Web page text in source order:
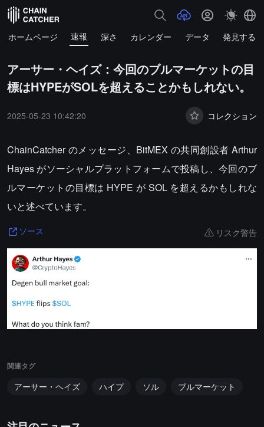
ホームページ 速報 深さ カレンダー データ 発見する
アーサー・ヘイズ：今回のブルマーケットの目
標はHYPEがSOLを超えることかもしれない。
2025-05-23 10:42:20 コレクション
ChainCatcher のメッセージ、BitMEX の共同創設者 Arthur
Hayes がソーシャルプラットフォームで投稿し、今回のブ
ルマーケットの目標は HYPE が SOL を超えるかもしれな
いと述べています。
ソース リスク警告
関連タグ
アーサー・ヘイズ ハイプ ソル ブルマーケット